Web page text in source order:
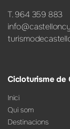
T. 964 359 883
Cicloturisme de
Inici
Qui som
Destinacions